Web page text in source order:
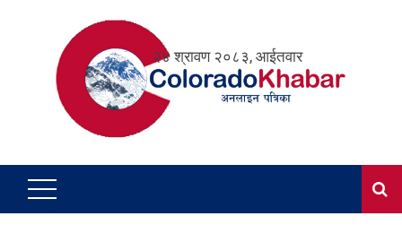
२४ श्रावण २०८३, आईतवार